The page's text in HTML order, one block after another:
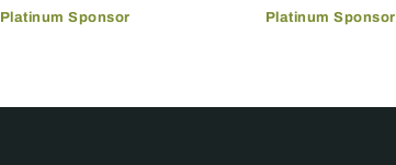
Platinum Sponsor Platinum Sponsor